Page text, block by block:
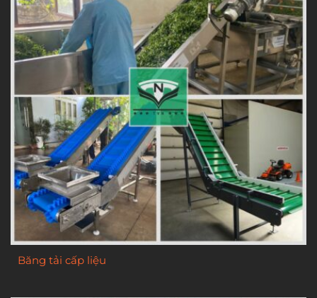
Băng tải cấp liệu